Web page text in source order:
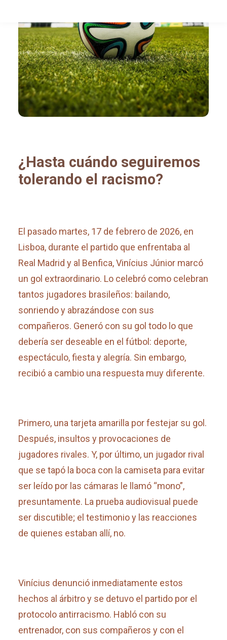
¿Hasta cuándo seguiremos
tolerando el racismo?
El pasado martes, 17 de febrero de 2026, en
Lisboa, durante el partido que enfrentaba al
Real Madrid y al Benfica, Vinícius Júnior marcó
un gol extraordinario. Lo celebró como celebran
tantos jugadores brasileños: bailando,
sonriendo y abrazándose con sus
compañeros. Generó con su gol todo lo que
debería ser deseable en el fútbol: deporte,
espectáculo, fiesta y alegría. Sin embargo,
recibió a cambio una respuesta muy diferente.
Primero, una tarjeta amarilla por festejar su gol.
Después, insultos y provocaciones de
jugadores rivales. Y, por último, un jugador rival
que se tapó la boca con la camiseta para evitar
ser leído por las cámaras le llamó “mono”,
presuntamente. La prueba audiovisual puede
ser discutible; el testimonio y las reacciones
de quienes estaban allí, no.
Vinícius denunció inmediatamente estos
hechos al árbitro y se detuvo el partido por el
protocolo antirracismo. Habló con su
entrenador, con sus compañeros y con el